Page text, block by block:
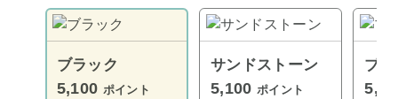
ブラック
5,100 ポイント
サンドストーン
5,100 ポイント
ブ